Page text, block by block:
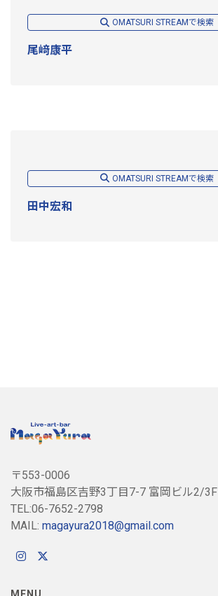
OMATSURI STREAMで検索
尾﨑康平
OMATSURI STREAMで検索
田中宏和
〒553-0006
大阪市福島区吉野3丁目7-7 富岡ビル2/3F
TEL:06-7652-2798
MAIL: magayura2018@gmail.com
MENU